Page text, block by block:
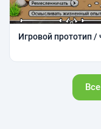
Игровой прототип /